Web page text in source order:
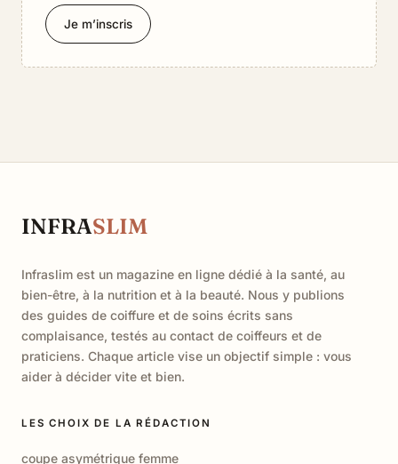
Je m’inscris
INFRASLIM
Infraslim est un magazine en ligne dédié à la santé, au
bien-être, à la nutrition et à la beauté. Nous y publions
des guides de coiffure et de soins écrits sans
complaisance, testés au contact de coiffeurs et de
praticiens. Chaque article vise un objectif simple : vous
aider à décider vite et bien.
LES CHOIX DE LA RÉDACTION
coupe asymétrique femme